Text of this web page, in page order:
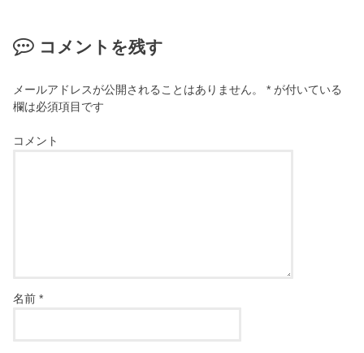
コメントを残す
メールアドレスが公開されることはありません。 * が付いている
欄は必須項目です
コメント
名前*